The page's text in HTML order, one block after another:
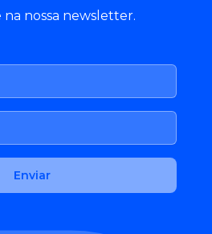
na nossa newsletter.
Enviar